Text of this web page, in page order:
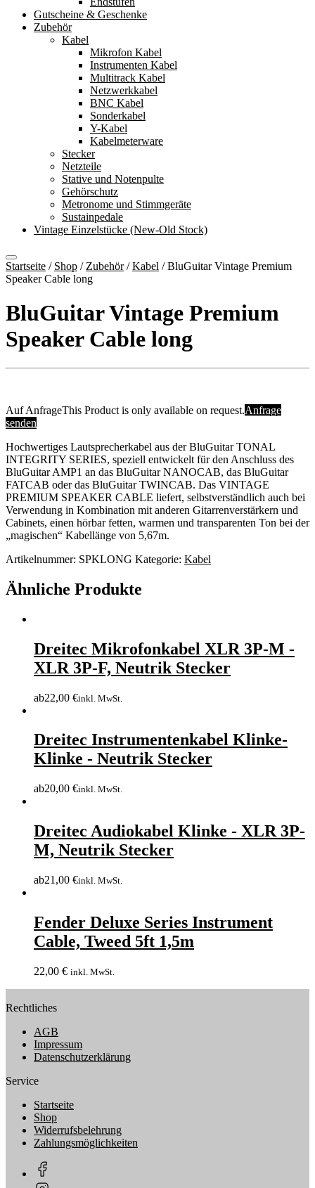
Gutscheine & Geschenke
Zubehör
Kabel
Mikrofon Kabel
Instrumenten Kabel
Multitrack Kabel
Netzwerkkabel
BNC Kabel
Sonderkabel
Y-Kabel
Kabelmeterware
Stecker
Netzteile
Stative und Notenpulte
Gehörschutz
Metronome und Stimmgeräte
Sustainpedale
Vintage Einzelstücke (New-Old Stock)
Startseite / Shop / Zubehör/Kabel /BluGuitar Vintage Premium
Speaker Cable long
BluGuitar Vintage Premium
Speaker Cable long
Auf AnfrageThis Product is only available on request.Anfrage
senden
Hochwertiges Lautsprecherkabel aus der BluGuitar TONAL
INTEGRITY SERIES, speziell entwickelt für den Anschluss des
BluGuitar AMP1 an das BluGuitar NANOCAB, das BluGuitar
FATCAB oder das BluGuitar TWINCAB. Das VINTAGE
PREMIUM SPEAKER CABLE liefert, selbstverständlich auch bei
Verwendung in Kombination mit anderen Gitarrenverstärkern und
Cabinets, einen hörbar fetten, warmen und transparenten Ton bei der
„magischen“ Kabellänge von 5,67m.
Artikelnummer: SPKLONG Kategorie: Kabel
Ähnliche Produkte
Dreitec Mikrofonkabel XLR 3P-M -
XLR 3P-F, Neutrik Stecker
ab22,00 €inkl. MwSt.
Dreitec Instrumentenkabel Klinke-
Klinke - Neutrik Stecker
ab20,00 €inkl. MwSt.
Dreitec Audiokabel Klinke - XLR 3P-
M, Neutrik Stecker
ab21,00 €inkl. MwSt.
Fender Deluxe Series Instrument
Cable, Tweed 5ft 1,5m
22,00 € inkl. MwSt.
Rechtliches
AGB
Impressum
Datenschutzerklärung
Service
Startseite
Shop
Widerrufsbelehrung
Zahlungsmöglichkeiten